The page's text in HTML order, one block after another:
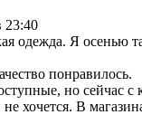
23:40
одежда. Я осенью
понравилось.
но сейчас с
не хочется. В